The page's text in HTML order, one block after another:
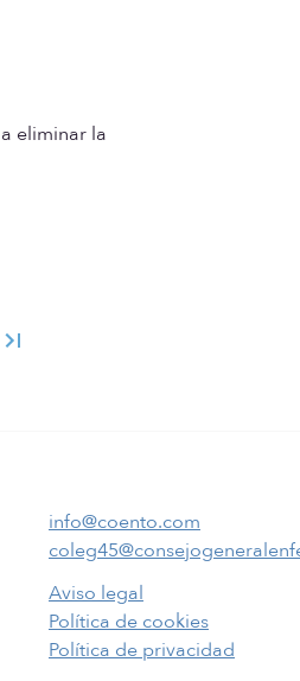
eliminar la
info@coento.com
Aviso legal
Política de cookies
Política de privacidad